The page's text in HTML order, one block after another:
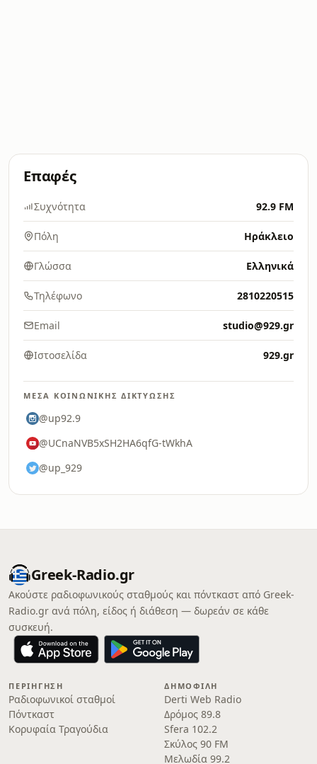
Επαφές
Συχνότητα 92.9 FM
Πόλη Ηράκλειο
Γλώσσα Ελληνικά
Τηλέφωνο 2810220515
Email studio@929.gr
Ιστοσελίδα 929.gr
ΜΈΣΑ ΚΟΙΝΩΝΙΚΉΣ ΔΙΚΤΎΩΣΗΣ
@up92.9
@UCnaNVB5xSH2HA6qfG-tWkhA
@up_929
Greek-Radio.gr
Ακούστε ραδιοφωνικούς σταθμούς και πόντκαστ από Greek-
Radio.gr ανά πόλη, είδος ή διάθεση — δωρεάν σε κάθε
συσκευή.
ΠΕΡΙΉΓΗΣΗ
Ραδιοφωνικοί σταθμοί
Πόντκαστ
Κορυφαία Τραγούδια
ΔΗΜΟΦΙΛΉ
Derti Web Radio
Δρόμος 89.8
Sfera 102.2
Σκύλος 90 FM
Μελωδία 99.2